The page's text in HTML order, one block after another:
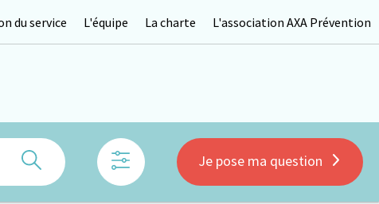
du service L'équipe La charte L'association AXA Prévention
Rechercher Je pose ma question